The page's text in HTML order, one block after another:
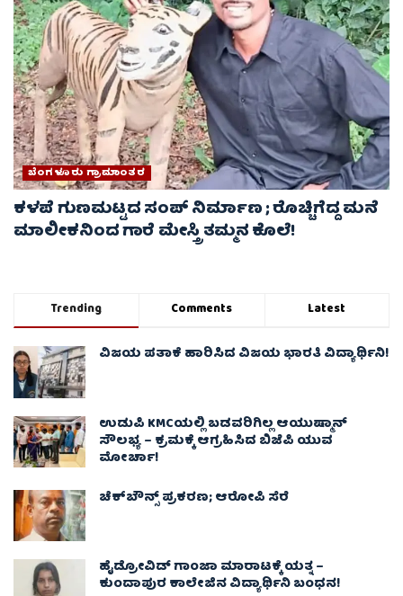
ಬೆಂಗಳೂರು ಗ್ರಾಮಾಂತರ
ಕಳಪೆ ಗುಣಮಟ್ಟದ ಸಂಪ್ ನಿರ್ಮಾಣ ; ರೊಚ್ಚಿಗೆದ್ದ ಮನೆ
ಮಾಲೀಕನಿಂದ ಗಾರೆ ಮೇಸ್ತ್ರಿ ತಮ್ಮನ ಕೊಲೆ!
Trending Comments Latest
ವಿಜಯ ಪತಾಕೆ ಹಾರಿಸಿದ ವಿಜಯ ಭಾರತಿ ವಿದ್ಯಾರ್ಥಿನಿ!
ಉಡುಪಿ KMCಯಲ್ಲಿ ಬಡವರಿಗಿಲ್ಲ ಆಯುಷ್ಮಾನ್
ಸೌಲಭ್ಯ – ಕ್ರಮಕ್ಕೆ ಆಗ್ರಹಿಸಿದ ಬಿಜೆಪಿ ಯುವ
ಮೋರ್ಚಾ!
ಚೆಕ್​ಬೌನ್ಸ್​ ಪ್ರಕರಣ; ಆರೋಪಿ ಸೆರೆ
ಹೈಡ್ರೋವಿಡ್ ಗಾಂಜಾ ಮಾರಾಟಕ್ಕೆ ಯತ್ನ –
ಕುಂದಾಪುರ ಕಾಲೇಜಿನ ವಿದ್ಯಾರ್ಥಿನಿ ಬಂಧನ!